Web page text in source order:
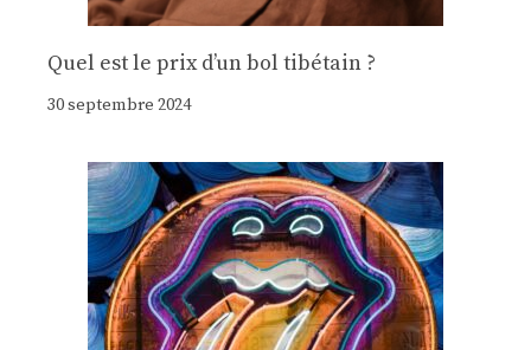
Quel est le prix d’un bol tibétain ?
30 septembre 2024